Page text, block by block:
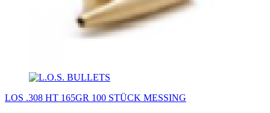
LOS .308 HT 165GR 100 STÜCK MESSING